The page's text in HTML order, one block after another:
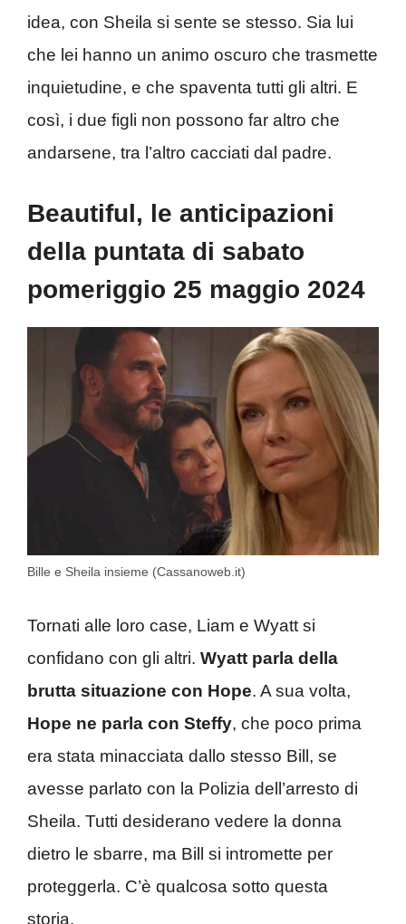
idea, con Sheila si sente se stesso. Sia lui
che lei hanno un animo oscuro che trasmette
inquietudine, e che spaventa tutti gli altri. E
così, i due figli non possono far altro che
andarsene, tra l’altro cacciati dal padre.
Beautiful, le anticipazioni
della puntata di sabato
pomeriggio 25 maggio 2024
Bille e Sheila insieme (Cassanoweb.it)
Tornati alle loro case, Liam e Wyatt si
confidano con gli altri. Wyatt parla della
brutta situazione con Hope. A sua volta,
Hope ne parla con Steffy, che poco prima
era stata minacciata dallo stesso Bill, se
avesse parlato con la Polizia dell’arresto di
Sheila. Tutti desiderano vedere la donna
dietro le sbarre, ma Bill si intromette per
proteggerla. C’è qualcosa sotto questa
storia.